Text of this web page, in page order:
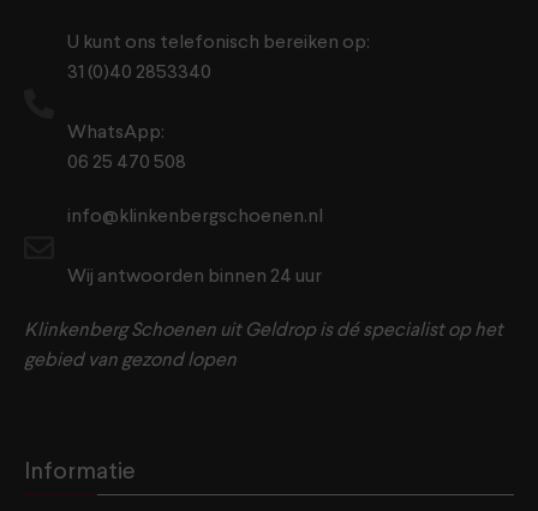
U kunt ons telefonisch bereiken op:
31 (0)40 2853340
WhatsApp:
06 25 470 508
info@klinkenbergschoenen.nl
Wij antwoorden binnen 24 uur
Klinkenberg Schoenen uit Geldrop is dé specialist op het
gebied van gezond lopen
Informatie